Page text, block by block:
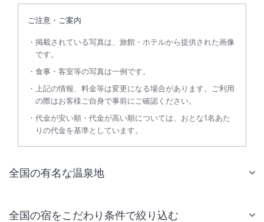
ご注意・ご案内
掲載されている写真は、旅館・ホテルから提供された画像
です。
食事・客室等の写真は一例です。
上記の情報、料金等は変更になる場合があります。ご利用
の際はお客様ご自身で事前にご確認ください。
代金が安い順・代金が高い順については、おとな1名あた
りの代金を基準としています。
全国の有名な温泉地
全国の宿をこだわり条件で絞り込む